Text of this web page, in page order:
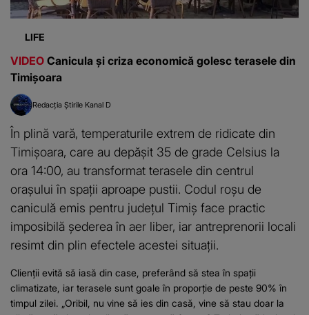
LIFE
VIDEO Canicula și criza economică golesc terasele din
Timișoara
Redacția Știrile Kanal D
În plină vară, temperaturile extrem de ridicate din
Timișoara, care au depășit 35 de grade Celsius la
ora 14:00, au transformat terasele din centrul
orașului în spații aproape pustii. Codul roșu de
caniculă emis pentru județul Timiș face practic
imposibilă șederea în aer liber, iar antreprenorii locali
resimt din plin efectele acestei situații.
Clienții evită să iasă din case, preferând să stea în spații
climatizate, iar terasele sunt goale în proporție de peste 90% în
timpul zilei. „Oribil, nu vine să ies din casă, vine să stau doar la